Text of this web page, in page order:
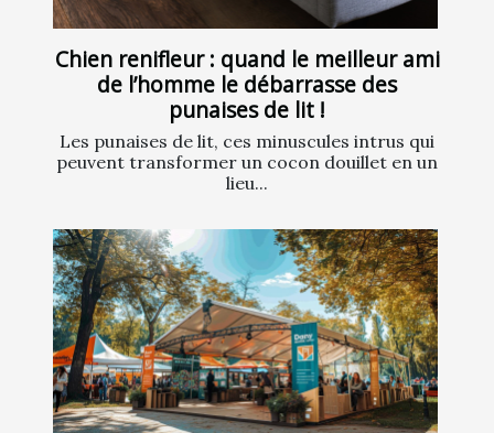
Chien renifleur : quand le meilleur ami
de l’homme le débarrasse des
punaises de lit !
Les punaises de lit, ces minuscules intrus qui
peuvent transformer un cocon douillet en un
lieu...